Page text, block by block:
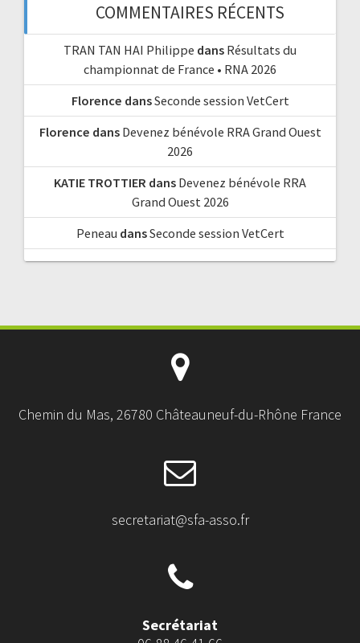
COMMENTAIRES RÉCENTS
TRAN TAN HAI Philippe dans Résultats du
championnat de France • RNA 2026
Florence dansSeconde session VetCert
Florence dans Devenez bénévole RRA Grand Ouest
2026
KATIE TROTTIER dans Devenez bénévole RRA
Grand Ouest 2026
Peneau dansSeconde session VetCert
Chemin du Mas, 26780 Châteauneuf-du-Rhône France
secretariat@sfa-asso.fr
Secrétariat